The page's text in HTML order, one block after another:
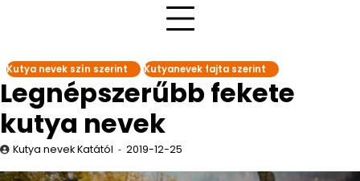
Kutya nevek szín szerint Kutyanevek fajta szerint
Legnépszerűbb fekete
kutya nevek
Kutya nevek Katától 2019-12-25